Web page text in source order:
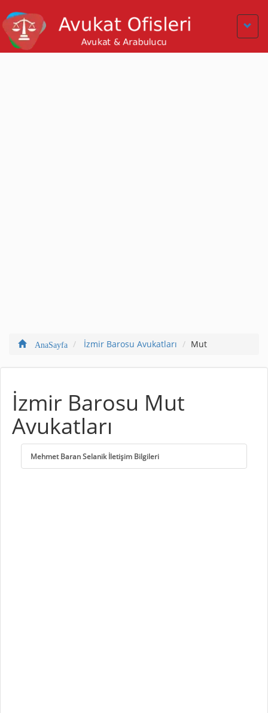
AnaSayfa İzmir Barosu Avukatları Mut
İzmir Barosu Mut
Avukatları
Mehmet Baran Selanik İletişim Bilgileri